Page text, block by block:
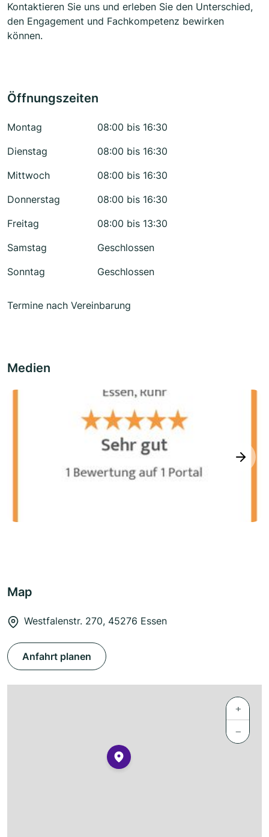
Kontaktieren Sie uns und erleben Sie den Unterschied,
den Engagement und Fachkompetenz bewirken
können.
Öffnungszeiten
Montag
08:00 bis 16:30
Dienstag
08:00 bis 16:30
Mittwoch
08:00 bis 16:30
Donnerstag
08:00 bis 16:30
Freitag
08:00 bis 13:30
Samstag
Geschlossen
Sonntag
Geschlossen
Termine nach Vereinbarung
Medien
next
Map
Westfalenstr. 270, 45276 Essen
Anfahrt planen
+
−